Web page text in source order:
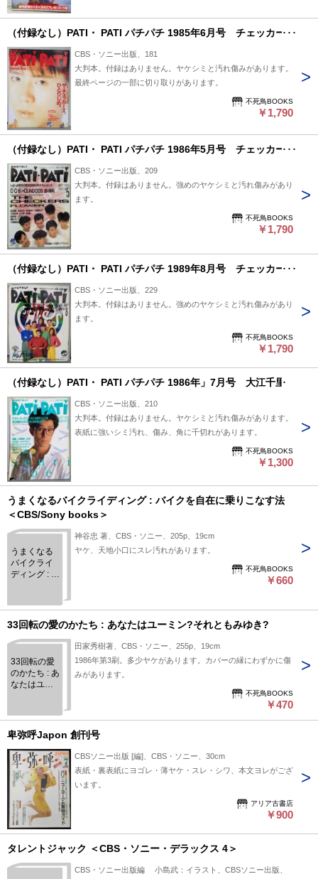
（付録なし）PATI・ PATI パチパチ 1985年6月号 チェッカーズ
CBS・ソニー出版、181
大判本。付録はありません。ヤケシミと汚れ傷みがあります。
最終ページの一部に切り取りがあります。
不死鳥BOOKS
￥1,790
（付録なし）PATI・ PATI パチパチ 1986年5月号 チェッカーズ
CBS・ソニー出版、209
大判本。付録はありません。強めのヤケシミと汚れ傷みがあり
ます。
不死鳥BOOKS
￥1,790
（付録なし）PATI・ PATI パチパチ 1989年8月号 チェッカーズ
CBS・ソニー出版、229
大判本。付録はありません。強めのヤケシミと汚れ傷みがあり
ます。
不死鳥BOOKS
￥1,790
（付録なし）PATI・ PATI パチパチ 1986年」7月号 大江千里
CBS・ソニー出版、210
大判本。付録はありません。ヤケシミと汚れ傷みがあります。
表紙に強いシミ汚れ、傷み、角に千切れがあります。
不死鳥BOOKS
￥1,300
うまくなるバイクライディング : バイクを自在に乗りこなす法
＜CBS/Sony books＞
うまくなる
バイクライ
ディング : バ
す法 ＜
CBS/Sony
books＞
神谷忠 著、CBS・ソニー、205p、19cm
ヤケ、天地小口にスレ汚れがあります。
不死鳥BOOKS
￥660
33回転の愛のかたち : あなたはユーミン?それともみゆき?
33回転の愛
のかたち : あ
なたはユー
田家秀樹著、CBS・ソニー、255p、19cm
1986年第3刷。多少ヤケがあります。カバーの縁にわずかに傷
みがあります。
不死鳥BOOKS
￥470
卑弥呼Japon 創刊号
CBSソニー出版 [編]、CBS・ソニー、30cm
表紙・裏表紙にヨゴレ・薄ヤケ・スレ・シワ、本文ヨレがござ
います。
アリア古書店
￥900
タレントジャック ＜CBS・ソニー・デラックス 4＞
CBS・ソニー出版編 小島武：イラスト、CBSソニー出版、